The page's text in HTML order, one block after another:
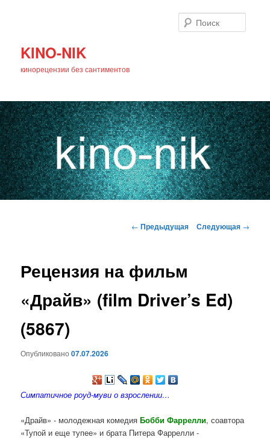
KINO-NIK
кинорецензии без сантиментов
основному
содержимому
Навигация
← Предыдущая Следующая →
Рецензия на фильм
«Драйв» (film Driver’s Ed)
(5867)
Опубликовано07.07.2026
Симпатичное роуд-муви о взрослении…
«Драйв» - молодежная комедияБобби Фаррелли, соавтора
«Тупой и еще тупее» и брата Питера Фаррелли -